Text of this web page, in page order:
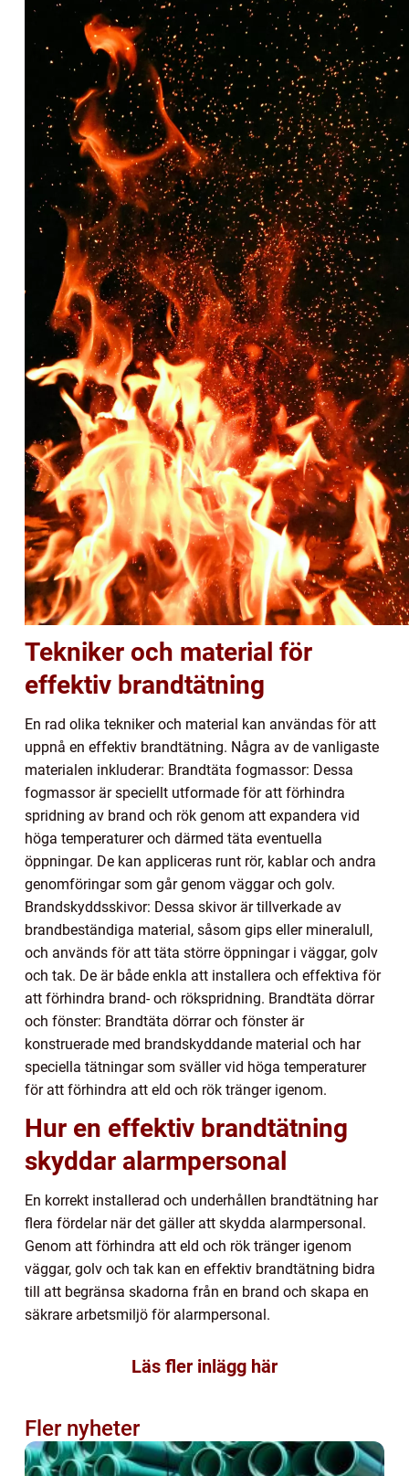
Tekniker och material för
effektiv brandtätning
En rad olika tekniker och material kan användas för att
uppnå en effektiv brandtätning. Några av de vanligaste
materialen inkluderar: Brandtäta fogmassor: Dessa
fogmassor är speciellt utformade för att förhindra
spridning av brand och rök genom att expandera vid
höga temperaturer och därmed täta eventuella
öppningar. De kan appliceras runt rör, kablar och andra
genomföringar som går genom väggar och golv.
Brandskyddsskivor: Dessa skivor är tillverkade av
brandbeständiga material, såsom gips eller mineralull,
och används för att täta större öppningar i väggar, golv
och tak. De är både enkla att installera och effektiva för
att förhindra brand- och rökspridning. Brandtäta dörrar
och fönster: Brandtäta dörrar och fönster är
konstruerade med brandskyddande material och har
speciella tätningar som sväller vid höga temperaturer
för att förhindra att eld och rök tränger igenom.
Hur en effektiv brandtätning
skyddar alarmpersonal
En korrekt installerad och underhållen brandtätning har
flera fördelar när det gäller att skydda alarmpersonal.
Genom att förhindra att eld och rök tränger igenom
väggar, golv och tak kan en effektiv brandtätning bidra
till att begränsa skadorna från en brand och skapa en
säkrare arbetsmiljö för alarmpersonal.
Läs fler inlägg här
Fler nyheter